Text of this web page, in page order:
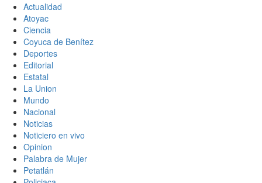
Actualidad
Atoyac
Ciencia
Coyuca de Benítez
Deportes
Editorial
Estatal
La Union
Mundo
Nacional
Noticias
Noticiero en vivo
Opinion
Palabra de Mujer
Petatlán